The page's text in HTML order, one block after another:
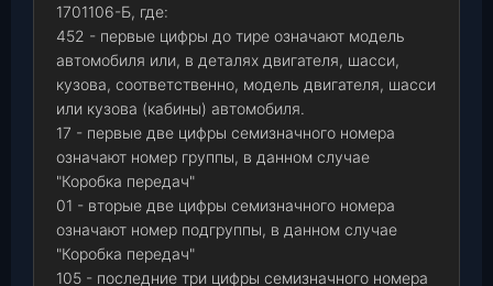
1701106-Б, где:
452 - первые цифры до тире означают модель
автомобиля или, в деталях двигателя, шасси,
кузова, соответственно, модель двигателя, шасси
или кузова (кабины) автомобиля.
17 - первые две цифры семизначного номера
означают номер группы, в данном случае
"Коробка передач"
01 - вторые две цифры семизначного номера
означают номер подгруппы, в данном случае
"Коробка передач"
105 - последние три цифры семизначного номера